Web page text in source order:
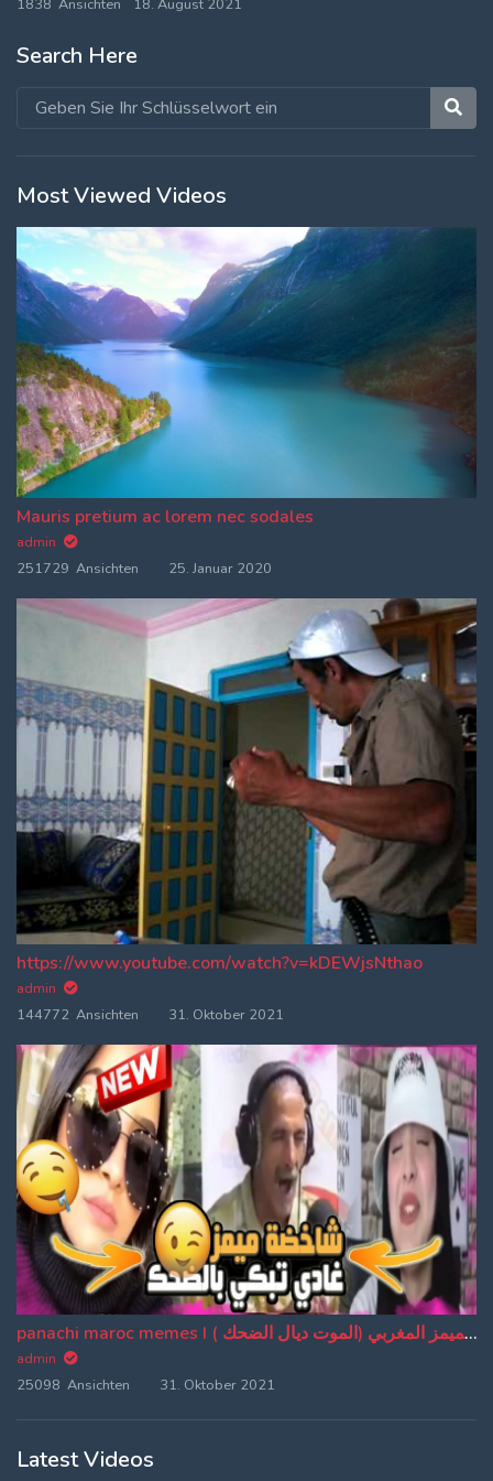
1838 Ansichten
18. August 2021
Search Here
Most Viewed Videos
Mauris pretium ac lorem nec sodales
admin
251729 Ansichten
25. Januar 2020
https://www.youtube.com/watch?v=kDEWjsNthao
admin
144772 Ansichten
31. Oktober 2021
panachi maroc memes I باناشي الميمز المغربي (الموت ديال الضحك ) (EP:20)
admin
25098 Ansichten
31. Oktober 2021
Latest Videos